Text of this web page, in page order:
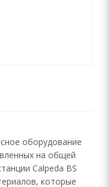
оборудование
на общей
Calpeda BS
которые